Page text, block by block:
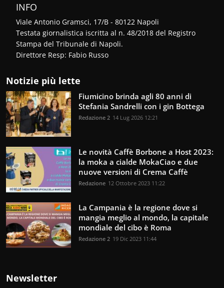
INFO
Viale Antonio Gramsci, 17/B - 80122 Napoli
Testata giornalistica iscritta al n. 48/2018 del Registro
Stampa del Tribunale di Napoli.
Direttore Resp: Fabio Russo
Notizie più lette
Fiumicino brinda agli 80 anni di
Stefania Sandrelli con i gin Bottega
Redazione 2 14 Lug 2026 12:21
Le novità Caffè Borbone a Host 2023:
la moka a cialde MokaCiao e due
nuove versioni di Crema Caffè
Redazione 12 Ottobre 2023 11:22
La Campania è la regione dove si
mangia meglio al mondo, la capitale
mondiale del cibo è Roma
Redazione 2 19 Dic 2023 11:44
Newsletter